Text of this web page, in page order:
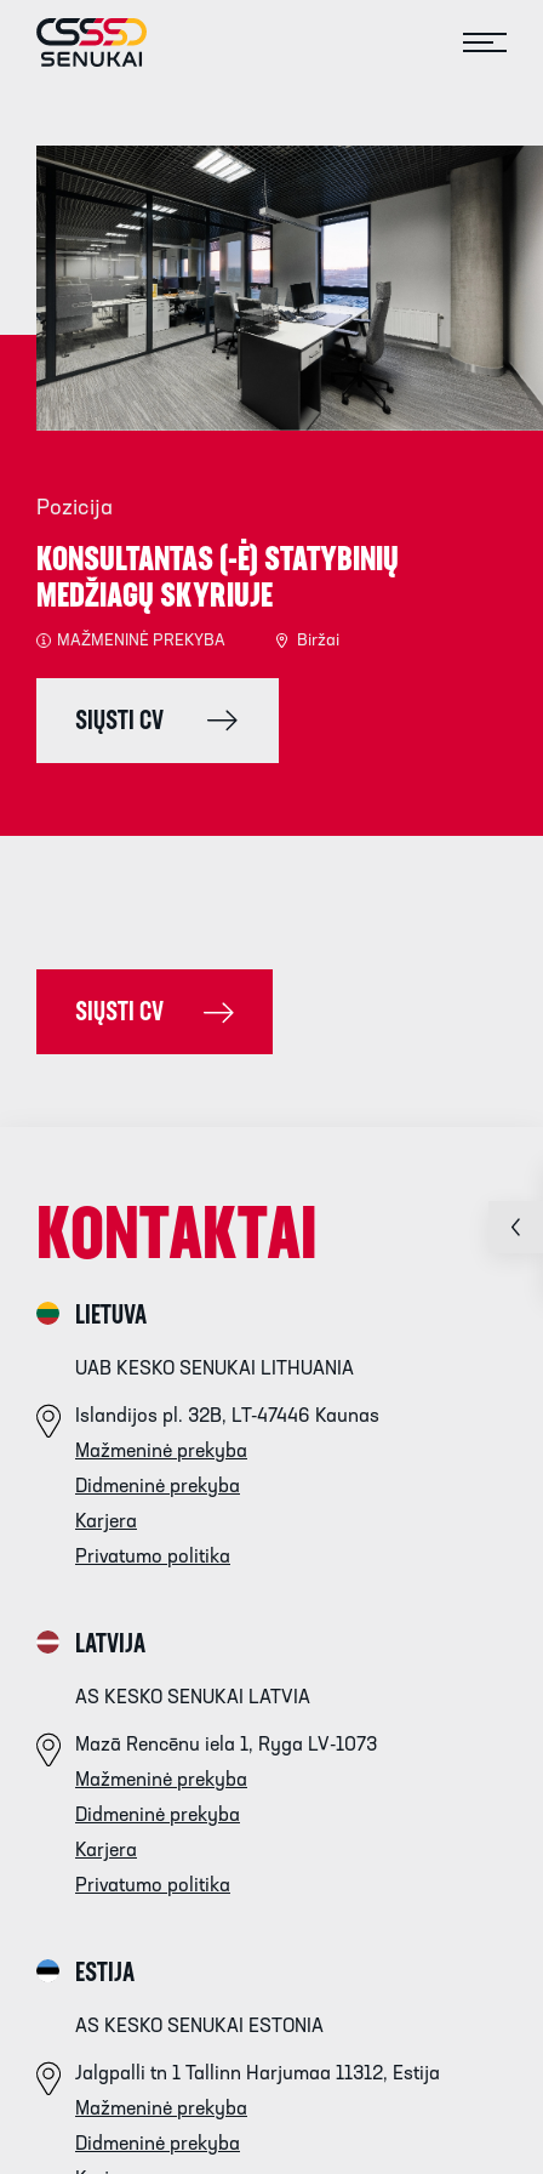
Pozicija
KONSULTANTAS (-Ė) STATYBINIŲ
MEDŽIAGŲ SKYRIUJE
MAŽMENINĖ PREKYBA Biržai
SIŲSTI CV
SIŲSTI CV
KONTAKTAI
LIETUVA
UAB KESKO SENUKAI LITHUANIA
Islandijos pl. 32B, LT-47446 Kaunas
Mažmeninė prekyba
Didmeninė prekyba
Karjera
Privatumo politika
LATVIJA
AS KESKO SENUKAI LATVIA
Mazā Rencēnu iela 1, Ryga LV-1073
Mažmeninė prekyba
Didmeninė prekyba
Karjera
Privatumo politika
ESTIJA
AS KESKO SENUKAI ESTONIA
Jalgpalli tn 1 Tallinn Harjumaa 11312, Estija
Mažmeninė prekyba
Didmeninė prekyba